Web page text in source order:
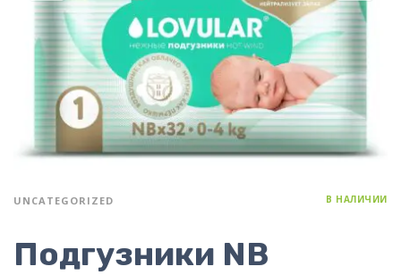
UNCATEGORIZED В НАЛИЧИИ
Подгузники NB